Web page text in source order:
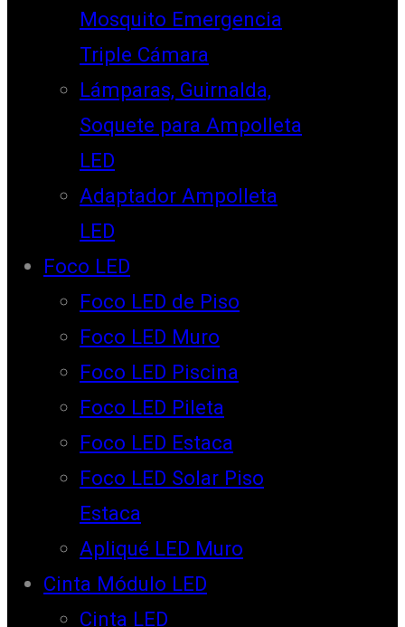
Mosquito Emergencia
Triple Cámara
Lámparas, Guirnalda,
Soquete para Ampolleta
LED
Adaptador Ampolleta
LED
Foco LED
Foco LED de Piso
Foco LED Muro
Foco LED Piscina
Foco LED Pileta
Foco LED Estaca
Foco LED Solar Piso
Estaca
Apliqué LED Muro
Cinta Módulo LED
Cinta LED